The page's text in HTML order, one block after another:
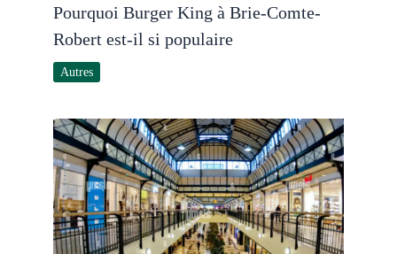
Pourquoi Burger King à Brie-Comte-
Robert est-il si populaire
Autres